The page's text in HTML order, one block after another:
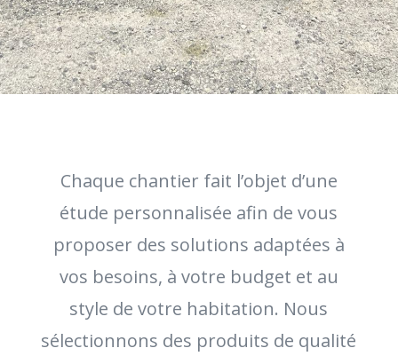
Chaque chantier fait l’objet d’une
étude personnalisée afin de vous
proposer des solutions adaptées à
vos besoins, à votre budget et au
style de votre habitation. Nous
sélectionnons des produits de qualité